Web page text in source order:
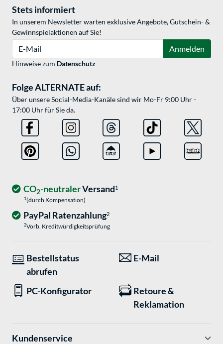
Stets informiert
In unserem Newsletter warten exklusive Angebote, Gutschein- &
Gewinnspielaktionen auf Sie!
Anmelden
Hinweise zum Datenschutz
Folge ALTERNATE auf:
Über unsere Social-Media-Kanäle sind wir Mo-Fr 9:00 Uhr -
17:00 Uhr für Sie da.
CO2-neutralerVersand1
1(durch Kompensation)
PayPal Ratenzahlung2
2Vorb. Kreditwürdigkeitsprüfung
Bestellstatus
abrufen
E-Mail
PC-Konfigurator
Retoure &
Reklamation
Kundenservice